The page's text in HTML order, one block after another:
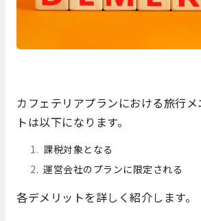
カフェテリアプランにおける旅行
トは以下になります。
課税対象となる
運営会社のプランに限定される
各デメリットを詳しく紹介します。